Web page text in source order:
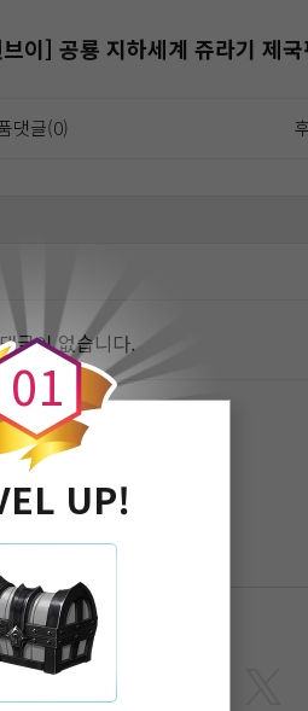
이] 공룡 지하세계 쥬라기 제
댓글(0)
글이 없습니다.
0
0
1
UP!
벌을 받을 수 있습니다.
상하실 수 있습니다.